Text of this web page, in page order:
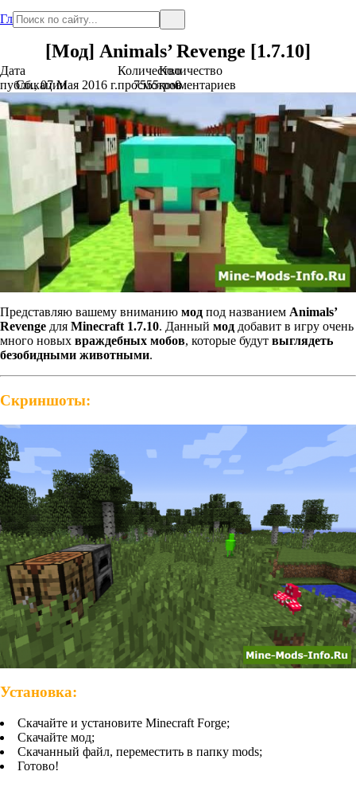
Главная
[Мод] Animals’ Revenge [1.7.10]
Дата
публикации
Сб., 07 Мая 2016 г.
Количество
просмотров
7555
Количество
комментариев
0
Представляю вашему вниманию мод под названием Animals’
Revenge для Minecraft 1.7.10. Данный мод добавит в игру очень
много новых враждебных мобов, которые будут выглядеть
безобидными животными.
Скриншоты:
Установка:
Скачайте и установите Minecraft Forge;
Скачайте мод;
Скачанный файл, переместить в папку mods;
Готово!